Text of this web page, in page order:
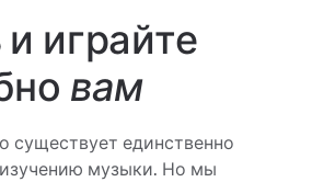
и играйте
вам
существует единственно
музыки. Но мы